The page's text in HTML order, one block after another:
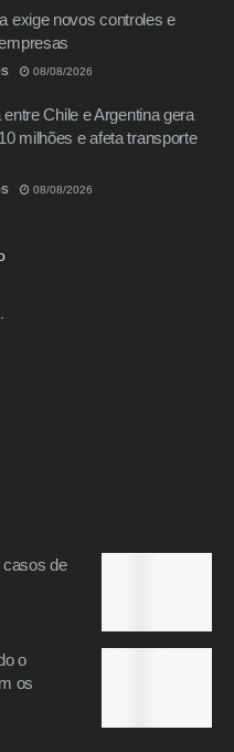
exige novos controles e
08/08/2026
Chile e Argentina gera
milhões e afeta transporte
08/08/2026
casos de
o
os